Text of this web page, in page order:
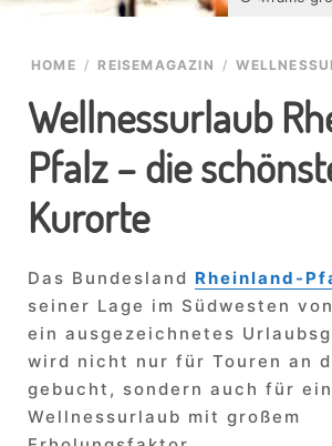
HOME / REISEMAGAZIN /
Wellnessurlaub
Pfalz – die
Kurorte
Das Bundesland Rheinland-
seiner Lage im Südwesten
ein ausgezeichnetes
wird nicht nur für Touren an
gebucht, sondern auch für
Wellnessurlaub mit großem